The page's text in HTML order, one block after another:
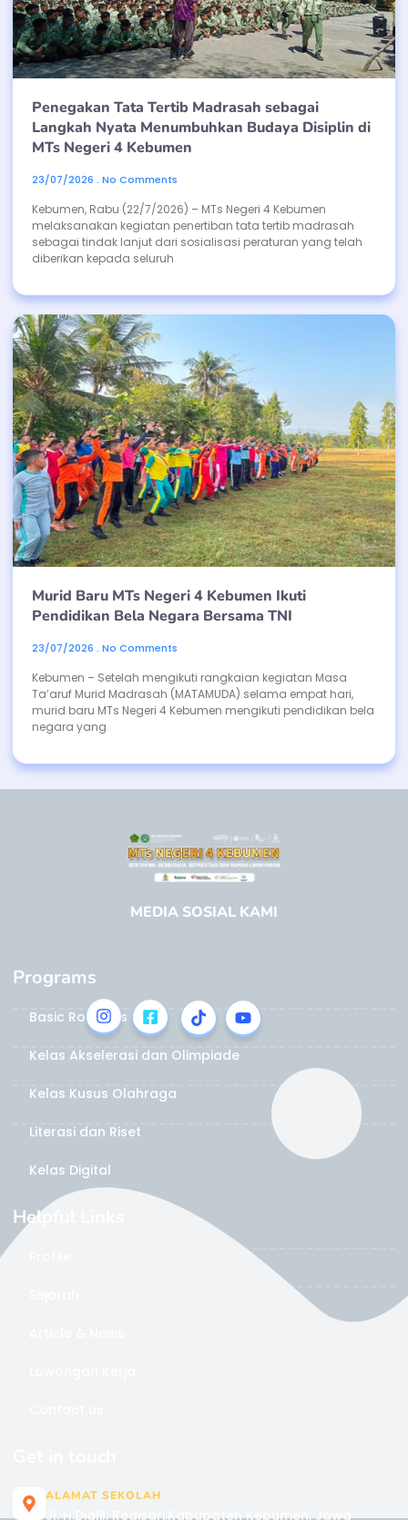
Penegakan Tata Tertib Madrasah sebagai
Langkah Nyata Menumbuhkan Budaya Disiplin di
MTs Negeri 4 Kebumen
23/07/2026 No Comments
Kebumen, Rabu (22/7/2026) – MTs Negeri 4 Kebumen
melaksanakan kegiatan penertiban tata tertib madrasah
sebagai tindak lanjut dari sosialisasi peraturan yang telah
diberikan kepada seluruh
Murid Baru MTs Negeri 4 Kebumen Ikuti
Pendidikan Bela Negara Bersama TNI
23/07/2026 No Comments
Kebumen – Setelah mengikuti rangkaian kegiatan Masa
Ta’aruf Murid Madrasah (MATAMUDA) selama empat hari,
murid baru MTs Negeri 4 Kebumen mengikuti pendidikan bela
negara yang
MEDIA SOSIAL KAMI
Programs
Basic Robotics
Kelas Akselerasi dan Olimpiade
Kelas Kusus Olahraga
Literasi dan Riset
Kelas Digital
Helpful Links
ALAMAT SEKOLAH
Jl. H.Djalil, Redisari,Kabupaten Kebumen, Jawa